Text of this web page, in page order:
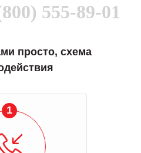
555-89-01
просто, схема
1